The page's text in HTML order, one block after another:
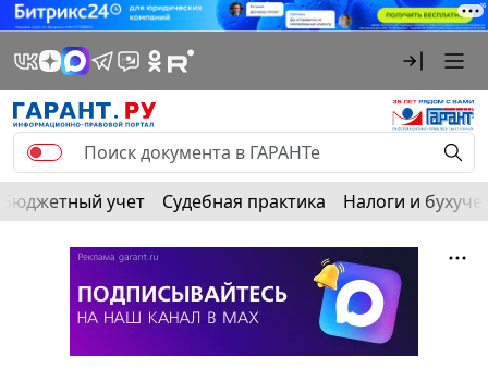
Бюджетный учет Судебная практика Налоги и